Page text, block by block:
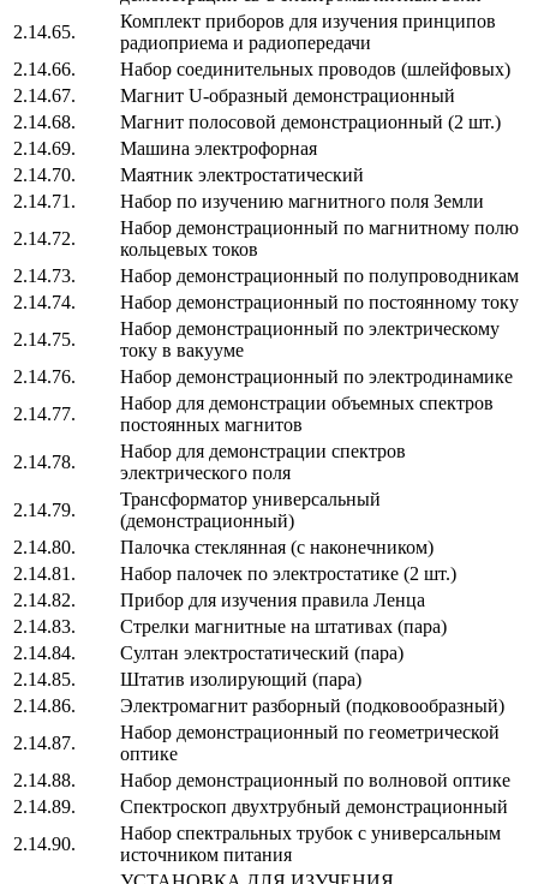
2.14.65.
Комплект приборов для изучения принципов
радиоприема и радиопередачи
2.14.66.
Набор соединительных проводов (шлейфовых)
2.14.67.
Магнит U-образный демонстрационный
2.14.68.
Магнит полосовой демонстрационный (2 шт.)
2.14.69.
Машина электрофорная
2.14.70.
Маятник электростатический
2.14.71.
Набор по изучению магнитного поля Земли
2.14.72.
Набор демонстрационный по магнитному полю
кольцевых токов
2.14.73.
Набор демонстрационный по полупроводникам
2.14.74.
Набор демонстрационный по постоянному току
2.14.75.
Набор демонстрационный по электрическому
току в вакууме
2.14.76.
Набор демонстрационный по электродинамике
2.14.77.
Набор для демонстрации объемных спектров
постоянных магнитов
2.14.78.
Набор для демонстрации спектров
электрического поля
2.14.79.
Трансформатор универсальный
(демонстрационный)
2.14.80.
Палочка стеклянная (с наконечником)
2.14.81.
Набор палочек по электростатике (2 шт.)
2.14.82.
Прибор для изучения правила Ленца
2.14.83.
Стрелки магнитные на штативах (пара)
2.14.84.
Султан электростатический (пара)
2.14.85.
Штатив изолирующий (пара)
2.14.86.
Электромагнит разборный (подковообразный)
2.14.87.
Набор демонстрационный по геометрической
оптике
2.14.88.
Набор демонстрационный по волновой оптике
2.14.89.
Спектроскоп двухтрубный демонстрационный
2.14.90.
Набор спектральных трубок с универсальным
источником питания